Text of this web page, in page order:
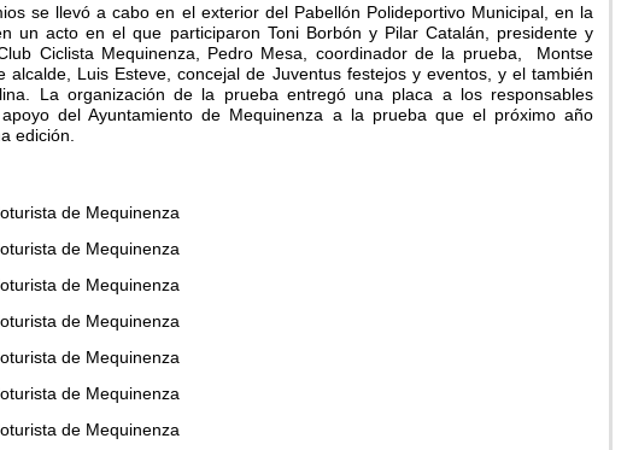
se llevó a cabo en el exterior del Pabellón Polideportivo Municipal, en la
un acto en el que participaron Toni Borbón y Pilar Catalán, presidente y
Ciclista Mequinenza, Pedro Mesa, coordinador de la prueba, Montse
alcalde, Luis Esteve, concejal de Juventus festejos y eventos, y el también
La organización de la prueba entregó una placa a los responsables
del Ayuntamiento de Mequinenza a la prueba que el próximo año
edición.